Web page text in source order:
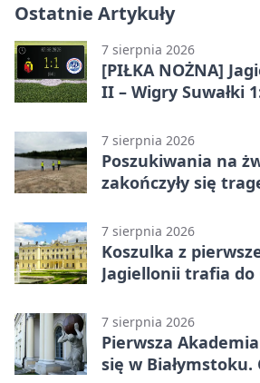
Ostatnie Artykuły
7 sierpnia 2026
[PIŁKA NOŻNA]
II – Wigry Suwałki
7 sierpnia 2026
Poszukiwania na
zakończyły się
7 sierpnia 2026
Koszulka z
Jagiellonii trafia do
7 sierpnia 2026
Pierwsza
się w Białymstoku.